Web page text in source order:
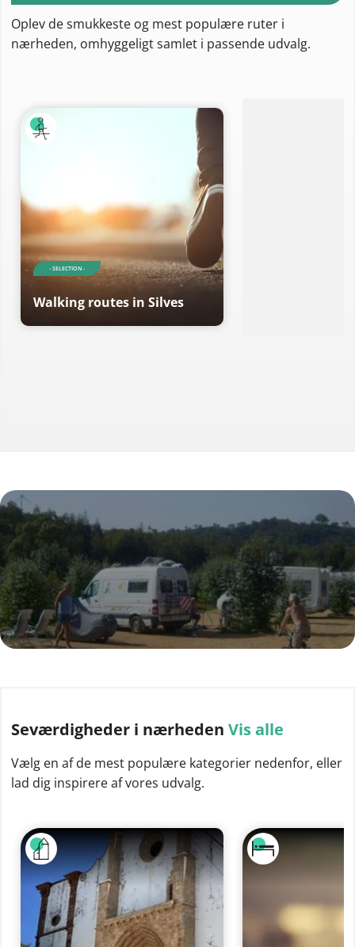
Oplev de smukkeste og mest populære ruter i
nærheden, omhyggeligt samlet i passende udvalg.
- SELECTION -
Walking routes in Silves
Seværdigheder i nærheden Vis alle
Vælg en af de mest populære kategorier nedenfor, eller
lad dig inspirere af vores udvalg.